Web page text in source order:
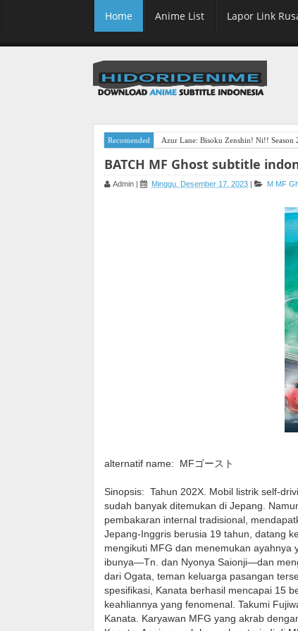
Home Anime List Lapor Link
Recomended Azur Lane: Bisoku Zenshin! Ni!! Season
BATCH MF Ghost subtitle
Admin | Minggu, Desember 17, 2023 | M MF
alternatif name: MFゴースト
Sinopsis: Tahun 202X. Mobil listrik self-
sudah banyak ditemukan di Jepang.
pembakaran internal tradisional,
Jepang-Inggris berusia 19 tahun, datang
mengikuti MFG dan menemukan ayahnya
ibunya—Tn. dan Nyonya Saionji—dan
dari Ogata, teman keluarga pasangan
spesifikasi, Kanata berhasil mencapai 15
keahliannya yang fenomenal. Takumi
Kanata. Karyawan MFG yang akrab